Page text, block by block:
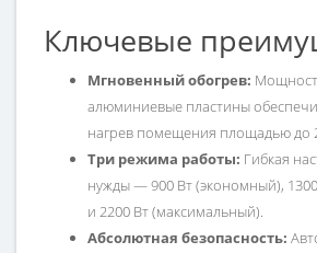
Ключевые
Мгновенный обогрев:
алюминиевые пластины
нагрев помещения площадью до
Три режима работы: Гибкая
нужды — 900 Вт (экономный),
и 2200 Вт (максимальный).
Абсолютная безопасность: